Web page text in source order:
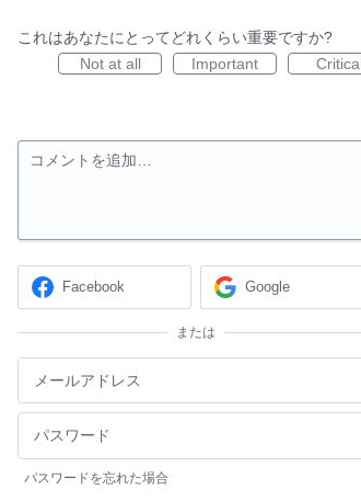
これはあなたにとってどれくらい重要ですか?
Not at all
Important Critical
コメントを追加…
Facebook Google
または
パスワードを忘れた場合